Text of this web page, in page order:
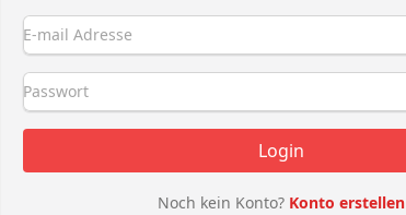
Login
Noch kein Konto? Konto erstellen